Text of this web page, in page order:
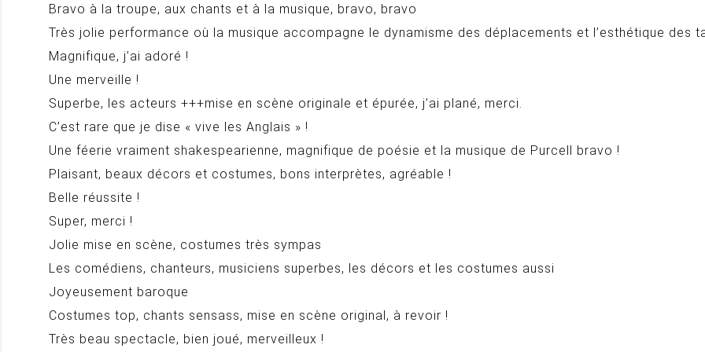
Bravo à la troupe, aux chants et à la musique, bravo, bravo
Très jolie performance où la musique accompagne le dynamisme des déplacements et l’esthétique des
Magnifique, j’ai adoré !
Une merveille !
Superbe, les acteurs +++mise en scène originale et épurée, j’ai plané, merci.
C’est rare que je dise « vive les Anglais » !
Une féerie vraiment shakespearienne, magnifique de poésie et la musique de Purcell bravo !
Plaisant, beaux décors et costumes, bons interprètes, agréable !
Belle réussite !
Super, merci !
Jolie mise en scène, costumes très sympas
Les comédiens, chanteurs, musiciens superbes, les décors et les costumes aussi
Joyeusement baroque
Costumes top, chants sensass, mise en scène original, à revoir !
Très beau spectacle, bien joué, merveilleux !